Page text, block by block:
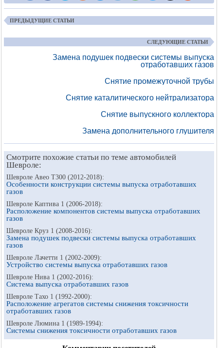
ПРЕДЫДУЩИЕ СТАТЬИ
СЛЕДУЮЩИЕ СТАТЬИ
Замена подушек подвески системы выпуска
отработавших газов
Снятие промежуточной трубы
Снятие каталитического нейтрализатора
Снятие выпускного коллектора
Замена дополнительного глушителя
Смотрите похожие статьи по теме автомобилей
Шевроле:
Шевроле Авео Т300 (2012-2018):
Особенности конструкции системы выпуска отработавших
газов
Шевроле Каптива 1 (2006-2018):
Расположение компонентов системы выпуска отработавших
газов
Шевроле Круз 1 (2008-2016):
Замена подушек подвески системы выпуска отработавших
газов
Шевроле Лачетти 1 (2002-2009):
Устройство системы выпуска отработавших газов
Шевроле Нива 1 (2002-2016):
Система выпуска отработавших газов
Шевроле Тахо 1 (1992-2000):
Расположение агрегатов системы снижения токсичности
отработавших газов
Шевроле Люмина 1 (1989-1994):
Системы снижения токсичности отработавших газов